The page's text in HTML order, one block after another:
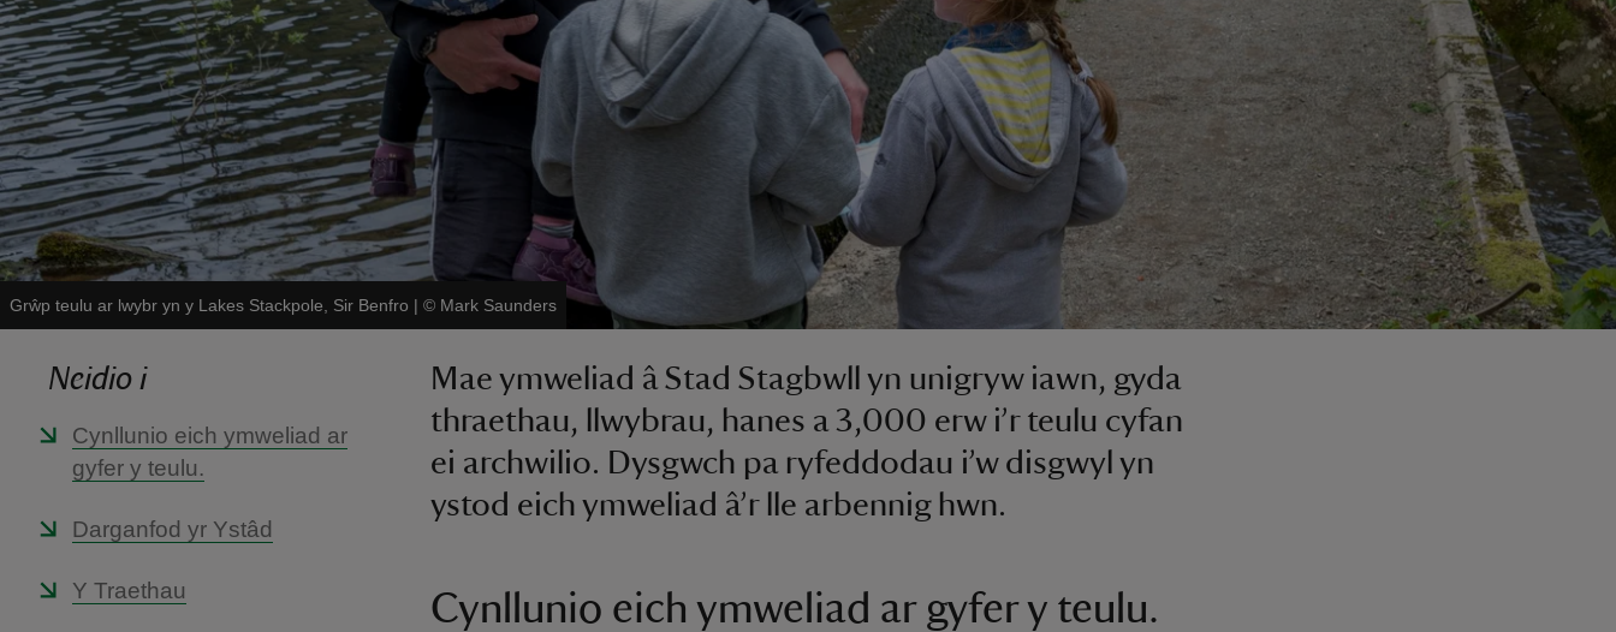
Grŵp teulu ar lwybr yn y Lakes Stackpole, Sir Benfro | © Mark Saunders
Neidio i
Cynllunio eich ymweliad ar
gyfer y teulu.
Darganfod yr Ystâd
Y Traethau
Mae ymweliad â Stad Stagbwll yn unigryw iawn, gyda
thraethau, llwybrau, hanes a 3,000 erw i’r teulu cyfan
ei archwilio. Dysgwch pa ryfeddodau i’w disgwyl yn
ystod eich ymweliad â’r lle arbennig hwn.
Cynllunio eich ymweliad ar gyfer y teulu.